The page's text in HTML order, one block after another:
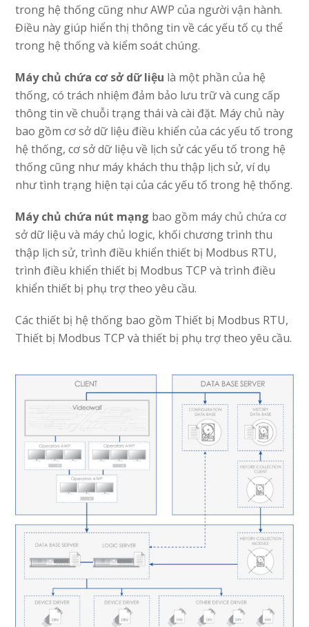
trong hệ thống cũng như AWP của người vận hành.
Điều này giúp hiển thị thông tin về các yếu tố cụ thể
trong hệ thống và kiểm soát chúng.
Máy chủ chứa cơ sở dữ liệu là một phần của hệ
thống, có trách nhiệm đảm bảo lưu trữ và cung cấp
thông tin về chuỗi trạng thái và cài đặt. Máy chủ này
bao gồm cơ sở dữ liệu điều khiển của các yếu tố trong
hệ thống, cơ sở dữ liệu về lịch sử các yếu tố trong hệ
thống cũng như máy khách thu thập lịch sử, ví dụ
như tình trạng hiện tại của các yếu tố trong hệ thống.
Máy chủ chứa nút mạng bao gồm máy chủ chứa cơ
sở dữ liệu và máy chủ logic, khối chương trình thu
thập lịch sử, trình điều khiển thiết bị Modbus RTU,
trình điều khiển thiết bị Modbus TCP và trình điều
khiển thiết bị phụ trợ theo yêu cầu.
Các thiết bị hệ thống bao gồm Thiết bị Modbus RTU,
Thiết bị Modbus TCP và thiết bị phụ trợ theo yêu cầu.